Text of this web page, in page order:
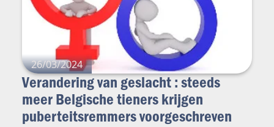
26/03/2024
Verandering van geslacht : steeds
meer Belgische tieners krijgen
puberteitsremmers voorgeschreven